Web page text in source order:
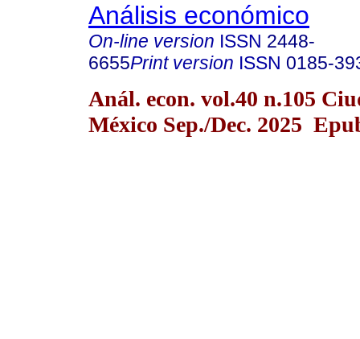
Análisis económico
On-line version ISSN 2448-
6655Print version ISSN 0185-
Anál. econ. vol.40 n.105
México Sep./Dec. 2025